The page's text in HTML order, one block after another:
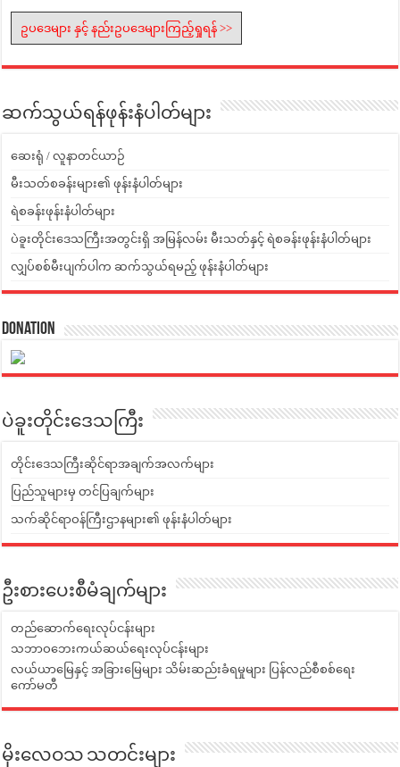
ဥပဒေများ နှင့် နည်းဥပဒေများကြည့်ရှုရန် >>
ဆက်သွယ်ရန်ဖုန်းနံပါတ်များ
ဆေးရုံ / လူနာတင်ယာဉ်
မီးသတ်စခန်းများ၏ ဖုန်းနံပါတ်များ
ရဲစခန်းဖုန်းနံပါတ်များ
ပဲခူးတိုင်းဒေသကြီးအတွင်းရှိ အမြန်လမ်း မီးသတ်နှင့် ရဲစခန်းဖုန်းနံပါတ်များ
လျှပ်စစ်မီးပျက်ပါက ဆက်သွယ်ရမည့် ဖုန်းနံပါတ်များ
Donation
ပဲခူးတိုင်းဒေသကြီး
တိုင်းဒေသကြီးဆိုင်ရာအချက်အလက်များ
ပြည်သူများမှ တင်ပြချက်များ
သက်ဆိုင်ရာဝန်ကြီးဌာနများ၏ ဖုန်းနံပါတ်များ
ဦးစားပေးစီမံချက်များ
တည်ဆောက်ရေးလုပ်ငန်းများ
သဘာဝဘေးကယ်ဆယ်ရေးလုပ်ငန်းများ
လယ်ယာမြေနှင့် အခြားမြေများ သိမ်းဆည်းခံရမှုများ ပြန်လည်စီစစ်ရေး
ကော်မတီ
မိုးလေဝသ သတင်းများ